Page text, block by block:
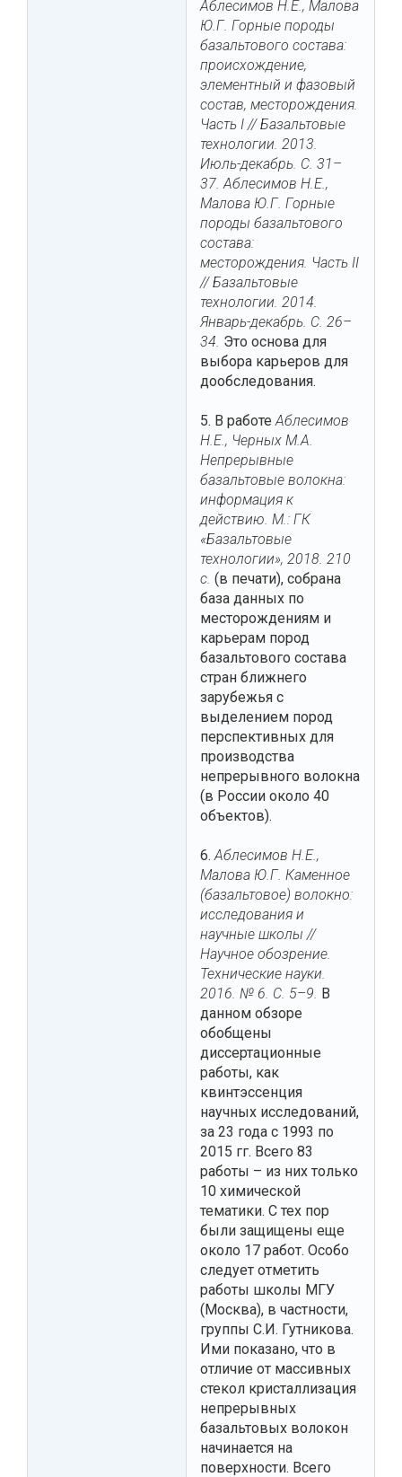
Аблесимов Н.Е., Малова
Ю.Г. Горные породы
базальтового состава:
происхождение,
элементный и фазовый
состав, месторождения.
Часть I // Базальтовые
технологии. 2013.
Июль-декабрь. С. 31–
37. Аблесимов Н.Е.,
Малова Ю.Г. Горные
породы базальтового
состава:
месторождения. Часть II
// Базальтовые
технологии. 2014.
Январь-декабрь. С. 26–
34. Это основа для
выбора карьеров для
дообследования.
5. В работе Аблесимов
Н.Е., Черных М.А.
Непрерывные
базальтовые волокна:
информация к
действию. М.: ГК
«Базальтовые
технологии», 2018. 210
с. (в печати), собрана
база данных по
месторождениям и
карьерам пород
базальтового состава
стран ближнего
зарубежья с
выделением пород
перспективных для
производства
непрерывного волокна
(в России около 40
объектов).
6. Аблесимов Н.Е.,
Малова Ю.Г. Каменное
(базальтовое) волокно:
исследования и
научные школы //
Научное обозрение.
Технические науки.
2016. № 6. С. 5–9. В
данном обзоре
обобщены
диссертационные
работы, как
квинтэссенция
научных исследований,
за 23 года с 1993 по
2015 гг. Всего 83
работы – из них только
10 химической
тематики. С тех пор
были защищены еще
около 17 работ. Особо
следует отметить
работы школы МГУ
(Москва), в частности,
группы С.И. Гутникова.
Ими показано, что в
отличие от массивных
стекол кристаллизация
непрерывных
базальтовых волокон
начинается на
поверхности. Всего